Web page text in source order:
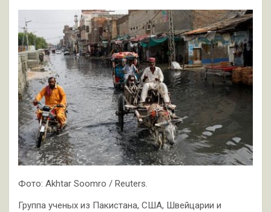
Фото: Akhtar Soomro / Reuters.
Группа ученых из Пакистана, США, Швейцарии и